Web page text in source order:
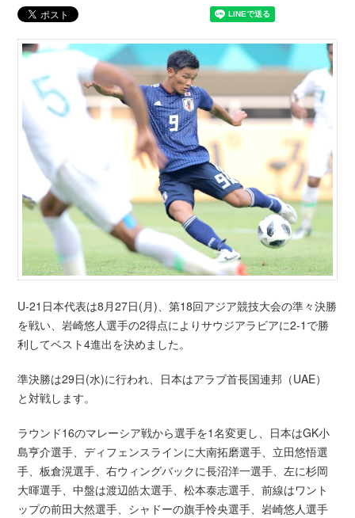
U-21日本代表は8月27日(月)、第18回アジア競技大会の準々決勝
を戦い、岩崎悠人選手の2得点によりサウジアラビアに2-1で勝
利してベスト4進出を決めました。
準決勝は29日(水)に行われ、日本はアラブ首長国連邦（UAE）
と対戦します。
ラウンド16のマレーシア戦から選手を1名変更し、日本はGK小
島亨介選手、ディフェンスラインに大南拓磨選手、立田悠悟選
手、板倉滉選手、右ウィングバックに長沼洋一選手、左に杉岡
大暉選手、中盤は渡辺皓太選手、松本泰志選手、前線はワント
ップの前田大然選手、シャドーの旗手怜央選手、岩崎悠人選手